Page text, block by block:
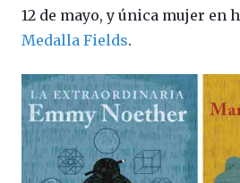
12 de mayo, y única mujer en
Medalla Fields.